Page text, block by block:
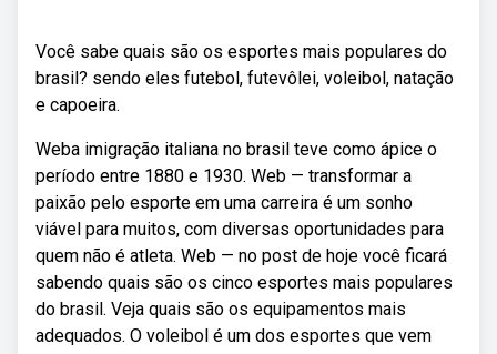
Você sabe quais são os esportes mais populares do
brasil? sendo eles futebol, futevôlei, voleibol, natação
e capoeira.
Weba imigração italiana no brasil teve como ápice o
período entre 1880 e 1930. Web — transformar a
paixão pelo esporte em uma carreira é um sonho
viável para muitos, com diversas oportunidades para
quem não é atleta. Web — no post de hoje você ficará
sabendo quais são os cinco esportes mais populares
do brasil. Veja quais são os equipamentos mais
adequados. O voleibol é um dos esportes que vem